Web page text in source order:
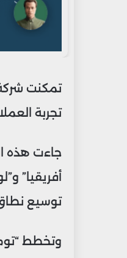
تجربة العملاء، من جمع
جاءت هذه
أفريقيا”
توسيع